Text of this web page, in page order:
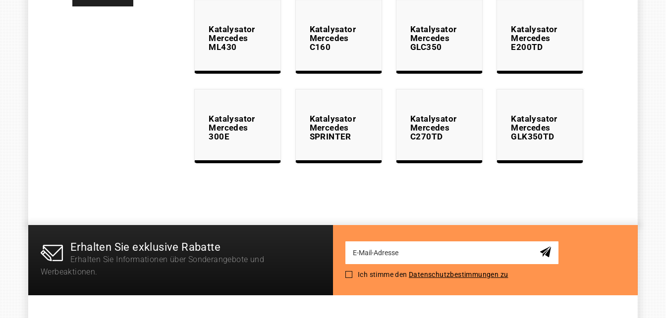
Katalysator
Mercedes
ML430
Katalysator
Mercedes
C160
Katalysator
Mercedes
GLC350
Katalysator
Mercedes
E200TD
Katalysator
Mercedes
300E
Katalysator
Mercedes
SPRINTER
Katalysator
Mercedes
C270TD
Katalysator
Mercedes
GLK350TD
Erhalten Sie exklusive Rabatte
Erhalten Sie Informationen über Sonderangebote und
Werbeaktionen.
for
Newsletter:
Ich stimme den Datenschutzbestimmungen zu